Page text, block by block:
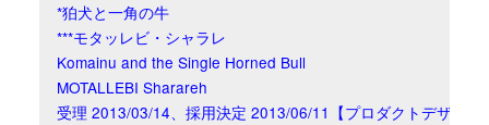
*狛犬と一角の牛
***モタッレビ・シャラレ
Komainu and the Single Horned Bull
MOTALLEBI Sharareh
受理 2013/03/14、採用決定 2013/06/11【プロダクトデザイン